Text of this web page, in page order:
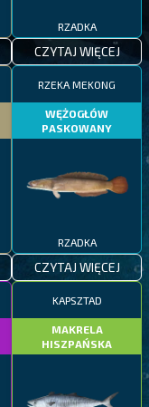
RZADKA
CZYTAJ WIĘCEJ
RZEKA MEKONG
WĘŻOGŁÓW
PASKOWANY
RZADKA
CZYTAJ WIĘCEJ
KAPSZTAD
MAKRELA
HISZPAŃSKA